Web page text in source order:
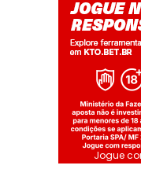
Jogue